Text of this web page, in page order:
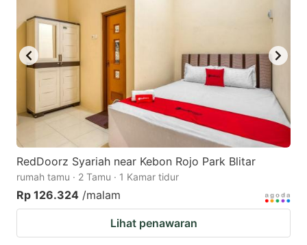
RedDoorz Syariah near Kebon Rojo Park Blitar
rumah tamu · 2 Tamu · 1 Kamar tidur
Rp 126.324 /malam
Lihat penawaran